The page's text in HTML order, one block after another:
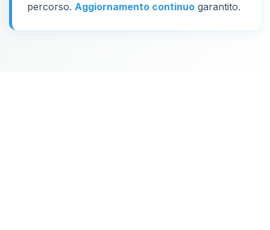
percorso. Aggiornamento continuo garantito.